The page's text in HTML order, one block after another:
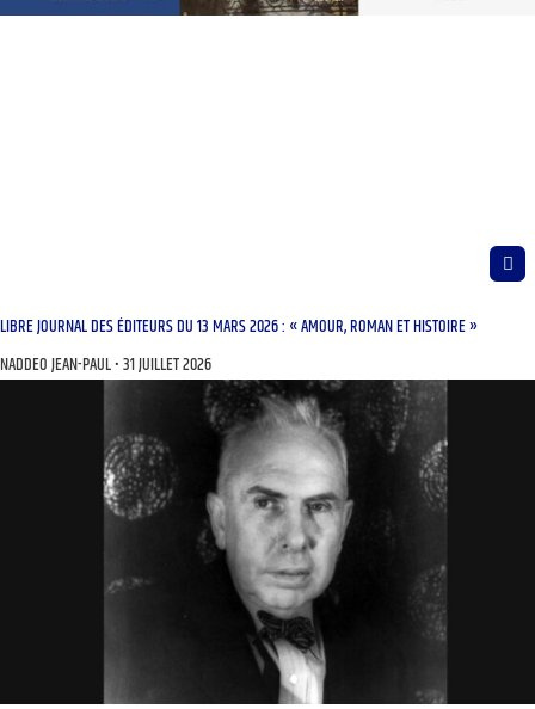
LIBRE JOURNAL DES ÉDITEURS DU 13 MARS 2026 : « AMOUR, ROMAN ET HISTOIRE »
NADDEO JEAN-PAUL 31 JUILLET 2026